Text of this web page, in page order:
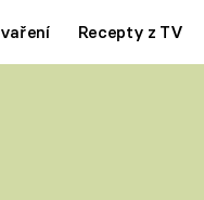
Recepty z TV